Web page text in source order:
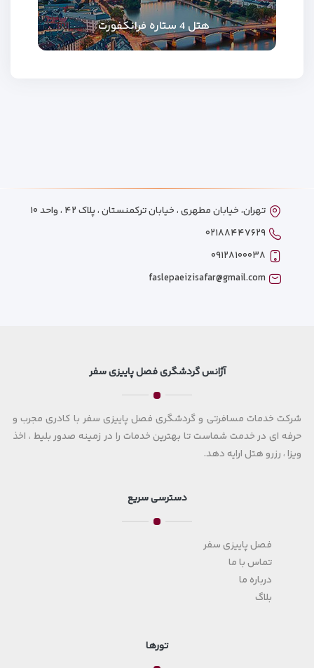
هتل 4 ستاره فرانکفورت
تهران، خیابان مطهری ، خیابان ترکمنستان ، پلاک ۴۲ ، واحد ۱۰
۰۲۱۸۸۴۴۷۶۲۹
۰۹۱۲۸۱۰۰۰۳۸
faslepaeizisafar@gmail.com
آژانس گردشگری فصل پاییزی سفر
شرکت خدمات مسافرتی و گردشگری فصل پاییزی سفر با کادری مجرب و
حرفه ای در خدمت شماست تا بهترین خدمات را در زمینه صدور بلیط ، اخذ
ویزا ، رزرو هتل ارایه دهد.
دسترسی سریع
فصل پاییزی سفر
تماس با ما
درباره ما
بلاگ
تورها